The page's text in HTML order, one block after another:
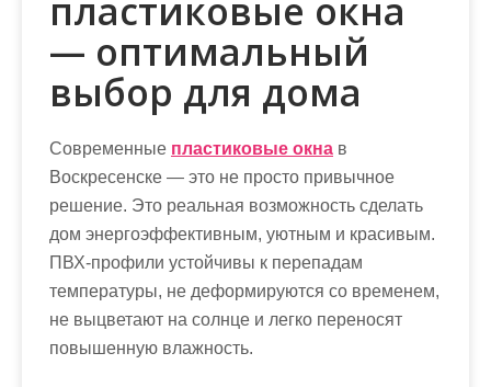
пластиковые окна
— оптимальный
выбор для дома
Современные пластиковые окна в
Воскресенске — это не просто привычное
решение. Это реальная возможность сделать
дом энергоэффективным, уютным и красивым.
ПВХ-профили устойчивы к перепадам
температуры, не деформируются со временем,
не выцветают на солнце и легко переносят
повышенную влажность.